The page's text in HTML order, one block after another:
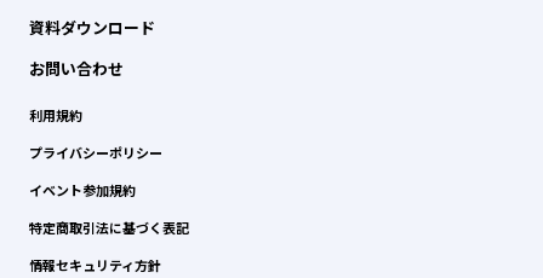
資料ダウンロード
お問い合わせ
利用規約
プライバシーポリシー
イベント参加規約
特定商取引法に基づく表記
情報セキュリティ方針